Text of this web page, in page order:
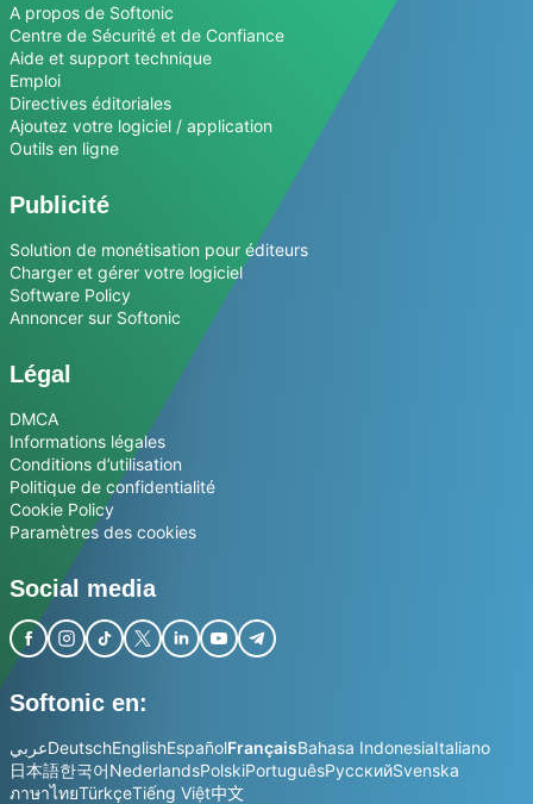
A propos de Softonic
Centre de Sécurité et de Confiance
Aide et support technique
Emploi
Directives éditoriales
Ajoutez votre logiciel / application
Outils en ligne
Publicité
Solution de monétisation pour éditeurs
Charger et gérer votre logiciel
Software Policy
Annoncer sur Softonic
Légal
DMCA
Informations légales
Conditions d’utilisation
Politique de confidentialité
Cookie Policy
Paramètres des cookies
Social media
Softonic en:
عربيDeutschEnglishEspañolFrançaisBahasa IndonesiaItaliano
日本語한국어NederlandsPolskiPortuguêsРусскийSvenska
ภาษาไทยTürkçeTiếng Việt中文